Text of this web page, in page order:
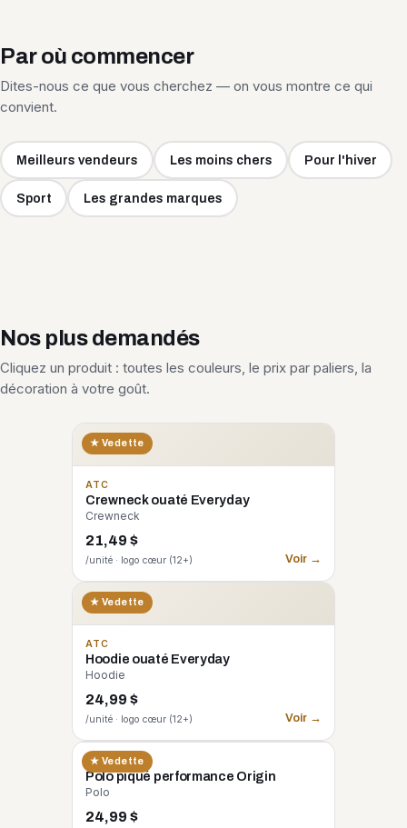
Par où commencer
Dites-nous ce que vous cherchez — on vous montre ce qui
convient.
Meilleurs vendeurs Les moins chers Pour l'hiver
Sport Les grandes marques
Nos plus demandés
Cliquez un produit : toutes les couleurs, le prix par paliers, la
décoration à votre goût.
★ Vedette
ATC
Crewneck ouaté Everyday
Crewneck
21,49 $
/unité · logo cœur (12+) Voir →
★ Vedette
ATC
Hoodie ouaté Everyday
Hoodie
24,99 $
/unité · logo cœur (12+) Voir →
★ Vedette
CORE 365
Polo piqué performance Origin
Polo
24,99 $